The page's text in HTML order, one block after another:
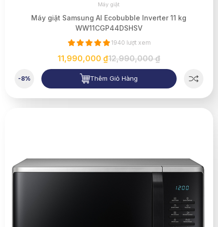
Máy giặt
Máy giặt Samsung AI Ecobubble Inverter 11 kg
WW11CGP44DSHSV
1940 lượt xem
11,990,000 ₫12,990,000 ₫
-8% Thêm Giỏ Hàng